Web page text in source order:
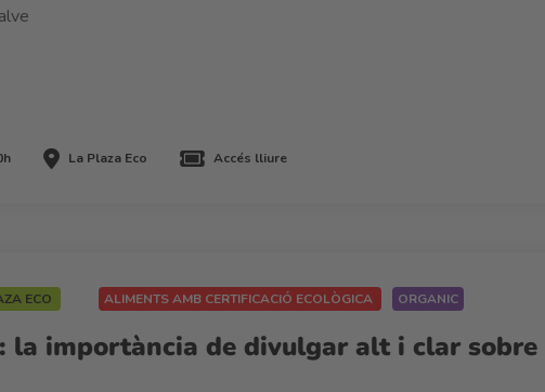
La Plaza Eco Accés lliure
ECO ALIMENTS AMB CERTIFICACIÓ ECOLÒGICA ORGANIC
la importància de divulgar alt i clar